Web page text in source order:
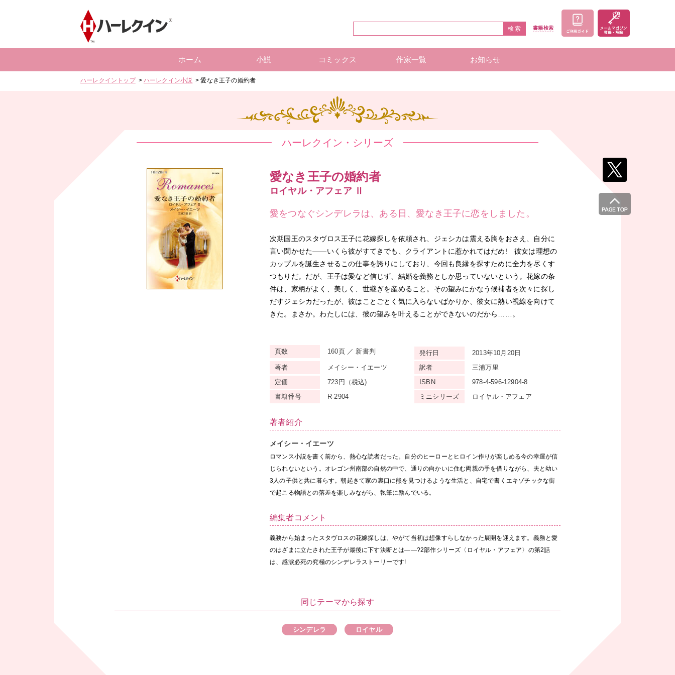
検索 書籍検索
ホーム 小説 コミックス 作家一覧 お知らせ
ハーレクイントップ ハーレクイン小説 愛なき王子の婚約者
ハーレクイン・シリーズ
愛なき王子の婚約者
ロイヤル・アフェア Ⅱ
愛をつなぐシンデレラは、ある日、愛なき王子に恋をしました。
次期国王のスタヴロス王子に花嫁探しを依頼され、ジェシカは震える胸をおさえ、自分に
言い聞かせた——いくら彼がすてきでも、クライアントに惹かれてはだめ! 彼女は理想の
カップルを誕生させるこの仕事を誇りにしており、今回も良縁を探すために全力を尽くす
つもりだ。だが、王子は愛など信じず、結婚を義務としか思っていないという。花嫁の条
件は、家柄がよく、美しく、世継ぎを産めること。その望みにかなう候補者を次々に探し
だすジェシカだったが、彼はことごとく気に入らないばかりか、彼女に熱い視線を向けて
きた。まさか。わたしには、彼の望みを叶えることができないのだから……。
頁数 160頁 ／ 新書判 発行日
2013年10月20日
著者
メイシー・イエーツ 訳者
三浦万里
定価
723円（税込) ISBN
978-4-596-12904-8
書籍番号
R-2904 ミニシリーズ ロイヤル・アフェア
著者紹介
メイシー・イエーツ
ロマンス小説を書く前から、熱心な読者だった。自分のヒーローとヒロイン作りが楽しめる今の幸運が信
じられないという。オレゴン州南部の自然の中で、通りの向かいに住む両親の手を借りながら、夫と幼い
3人の子供と共に暮らす。朝起きて家の裏口に熊を見つけるような生活と、自宅で書くエキゾチックな街
で起こる物語との落差を楽しみながら、執筆に励んでいる。
編集者コメント
義務から始まったスタヴロスの花嫁探しは、やがて当初は想像すらしなかった展開を迎えます。義務と愛
のはざまに立たされた王子が最後に下す決断とは——?2部作シリーズ〈ロイヤル・アフェア〉の第2話
は、感涙必死の究極のシンデレラストーリーです!
同じテーマから探す
シンデレラ ロイヤル